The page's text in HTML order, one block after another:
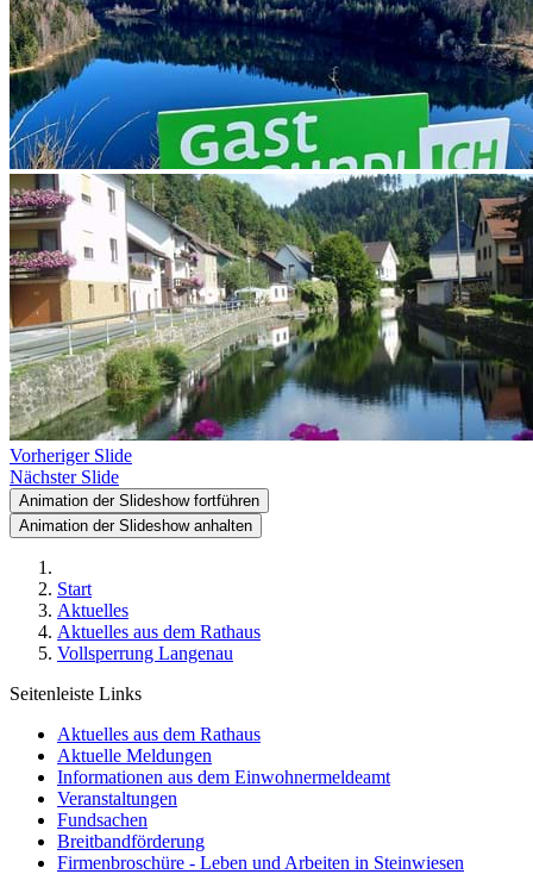
Vorheriger Slide
Nächster Slide
Animation der Slideshow fortführen
Animation der Slideshow anhalten
Start
Aktuelles
Aktuelles aus dem Rathaus
Vollsperrung Langenau
Seitenleiste Links
Aktuelles aus dem Rathaus
Aktuelle Meldungen
Informationen aus dem Einwohnermeldeamt
Veranstaltungen
Fundsachen
Breitbandförderung
Firmenbroschüre - Leben und Arbeiten in Steinwiesen